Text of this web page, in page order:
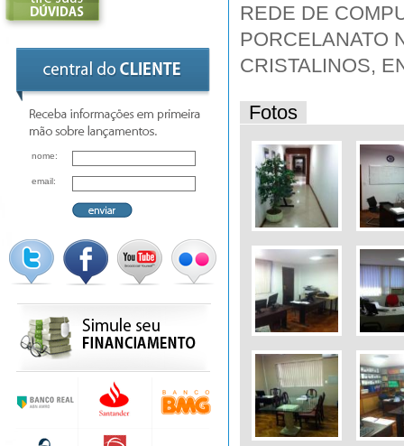
nome:
email:
REDE DE
PORCELANATO
CRISTALINOS,
Fotos